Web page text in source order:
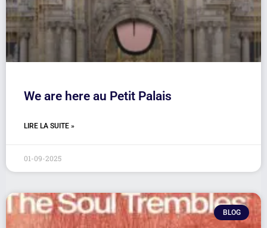
We are here au Petit Palais
LIRE LA SUITE »
01-09-2025
BLOG